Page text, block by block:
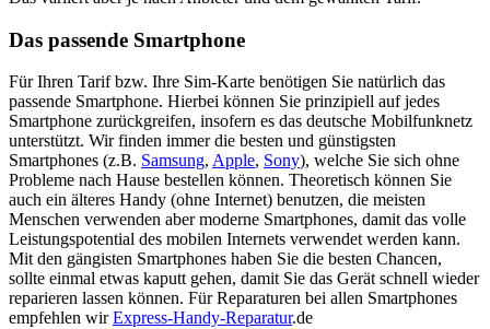
Das passende Smartphone
Für Ihren Tarif bzw. Ihre Sim-Karte benötigen Sie natürlich das
passende Smartphone. Hierbei können Sie prinzipiell auf jedes
Smartphone zurückgreifen, insofern es das deutsche Mobilfunknetz
unterstützt. Wir finden immer die besten und günstigsten
Smartphones (z.B. Samsung, Apple, Sony), welche Sie sich ohne
Probleme nach Hause bestellen können. Theoretisch können Sie
auch ein älteres Handy (ohne Internet) benutzen, die meisten
Menschen verwenden aber moderne Smartphones, damit das volle
Leistungspotential des mobilen Internets verwendet werden kann.
Mit den gängisten Smartphones haben Sie die besten Chancen,
sollte einmal etwas kaputt gehen, damit Sie das Gerät schnell wieder
reparieren lassen können. Für Reparaturen bei allen Smartphones
empfehlen wirExpress-Handy-Reparatur.de